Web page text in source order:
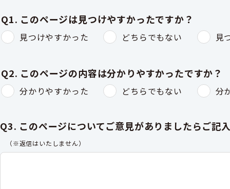
Q1. このページは見つけやすかったですか？
見つけやすかった どちらでもない 見
Q2. このページの内容は分かりやすかったですか？
分かりやすかった どちらでもない 分
Q3. このページについてご意見がありましたらご記
（※返信はいたしません）